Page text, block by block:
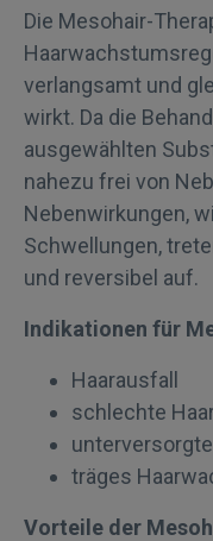
Die Mesohair-
verlangsamt und
wirkt. Da die
ausgewählten
nahezu frei von
Nebenwirkungen,
Schwellungen,
und reversibel auf.
Indikationen für
Haarausfall
schlechte
träges
Vorteile der